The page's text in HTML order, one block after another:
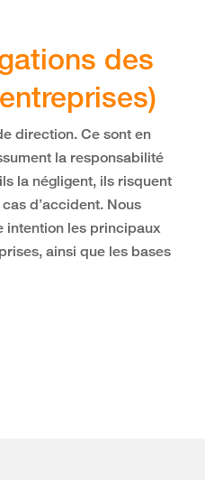
des
direction. Ce sont en
la responsabilité
la négligent, ils risquent
d’accident. Nous
intention les principaux
ainsi que les bases